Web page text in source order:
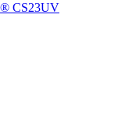
CS23UV